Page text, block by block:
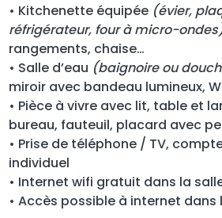
• Kitchenette équipée (évier,
réfrigérateur, four à micro-
rangements, chaise…
• Salle d’eau (baignoire ou
miroir avec bandeau lumineux,
• Pièce à vivre avec lit, table et
bureau, fauteuil, placard avec
• Prise de téléphone / TV,
individuel
• Internet wifi gratuit dans la
• Accès possible à internet